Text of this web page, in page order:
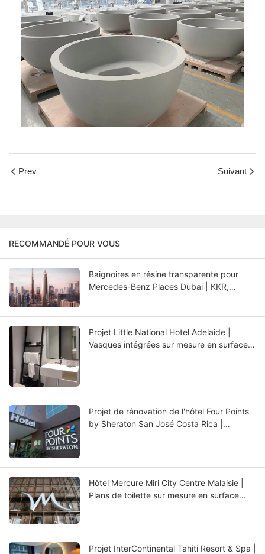
Prev Suivant
RECOMMANDÉ POUR VOUS
Baignoires en résine transparente pour
Mercedes-Benz Places Dubai | KKR,
Projet Little National Hotel Adelaide |
Vasques intégrées sur mesure en surface
Projet de rénovation de l'hôtel Four Points
by Sheraton San José Costa Rica |
Hôtel Mercure Miri City Centre Malaisie |
Plans de toilette sur mesure en surface
Projet InterContinental Tahiti Resort & Spa |